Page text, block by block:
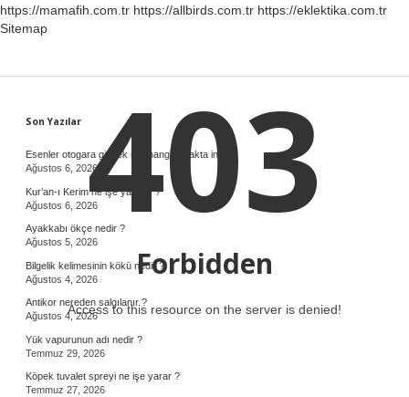
https://mamafih.com.tr https://allbirds.com.tr https://eklektika.com.tr
Sitemap
Sidebar
Son Yazılar
Esenler otogara gitmek için hangi durakta inilir ?
Ağustos 6, 2026
Kur’an-ı Kerim ne işe yarıyor ?
Ağustos 6, 2026
Ayakkabı ökçe nedir ?
Ağustos 5, 2026
Bilgelik kelimesinin kökü nedir ?
Ağustos 4, 2026
Antikor nereden salgılanır ?
Ağustos 4, 2026
Yük vapurunun adı nedir ?
Temmuz 29, 2026
Köpek tuvalet spreyi ne işe yarar ?
Temmuz 27, 2026
403
Forbidden
Access to this resource on the server is denied!